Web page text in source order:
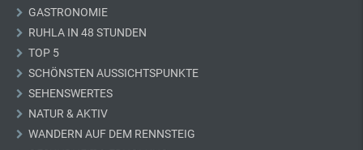
GASTRONOMIE
RUHLA IN 48 STUNDEN
TOP 5
SCHÖNSTEN AUSSICHTSPUNKTE
SEHENSWERTES
NATUR & AKTIV
WANDERN AUF DEM RENNSTEIG